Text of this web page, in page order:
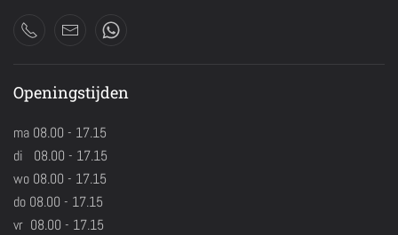
Openingstijden
ma 08.00 - 17.15
di 08.00 - 17.15
wo 08.00 - 17.15
do 08.00 - 17.15
vr 08.00 - 17.15